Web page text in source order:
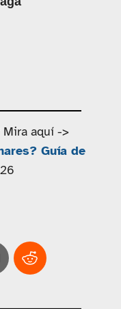
Mira aquí ->
Guía de